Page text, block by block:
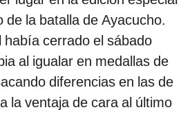
de la batalla de Ayacucho.
había cerrado el sábado
al igualar en medallas de
diferencias en las de
la ventaja de cara al último